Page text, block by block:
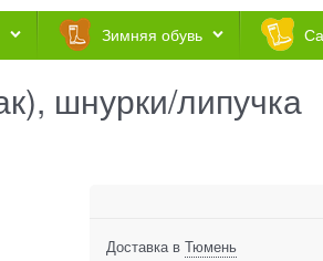
Зимняя обувь
шнурки/липучка
Доставка в Тюмень